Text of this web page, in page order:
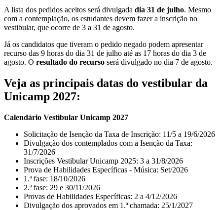
A lista dos pedidos aceitos será divulgada dia 31 de julho. Mesmo
com a contemplação, os estudantes devem fazer a inscrição no
vestibular, que ocorre de 3 a 31 de agosto.
Já os candidatos que tiveram o pedido negado podem apresentar
recurso das 9 horas do dia 31 de julho até as 17 horas do dia 3 de
agosto. O resultado do recurso será divulgado no dia 7 de agosto.
Veja as principais datas do vestibular da
Unicamp 2027:
Calendário Vestibular Unicamp 2027
Solicitação de Isenção da Taxa de Inscrição: 11/5 a 19/6/2026
Divulgação dos contemplados com a Isenção da Taxa:
31/7/2026
Inscrições Vestibular Unicamp 2025: 3 a 31/8/2026
Prova de Habilidades Específicas - Música: Set/2026
1.ª fase: 18/10/2026
2.ª fase: 29 e 30/11/2026
Provas de Habilidades Específicas: 2 a 4/12/2026
Divulgação dos aprovados em 1.ª chamada: 25/1/2027